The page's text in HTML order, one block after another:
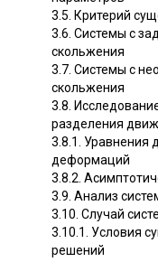
3.5. Критерий
3.6. Системы с
скольжения
3.7. Системы с
скольжения
3.8.
разделения
3.8.1. Уравнения
деформаций
3.8.2.
3.9. Анализ
3.10. Случай
3.10.1. Условия
решений